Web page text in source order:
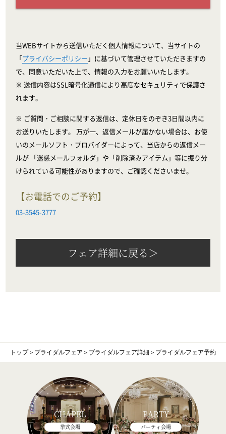
当WEBサイトから送信いただく個人情報について、当サイトの
「プライバシーポリシー 」に基づいて管理させていただきますの
で、同意いただいた上で、情報の入力をお願いいたします。
※ 送信内容はSSL暗号化通信により高度なセキュリティで保護さ
れます。
※ ご質問・ご相談に関する返信は、定休日をのぞき3日間以内に
お送りいたします。 万が一、返信メールが届かない場合は、お使
いのメールソフト・プロバイダーによって、当店からの返信メー
ルが 「迷惑メールフォルダ」や「削除済みアイテム」等に振り分
けられている可能性がありますので、ご確認くださいませ。
【お電話でのご予約】
03-3545-3777
フェア詳細に戻る＞
トップ＞ ブライダルフェア ＞ ブライダルフェア詳細 ＞ ブライダルフェア予約
CHAPEL
挙式会場
PARTY
パーティ会場